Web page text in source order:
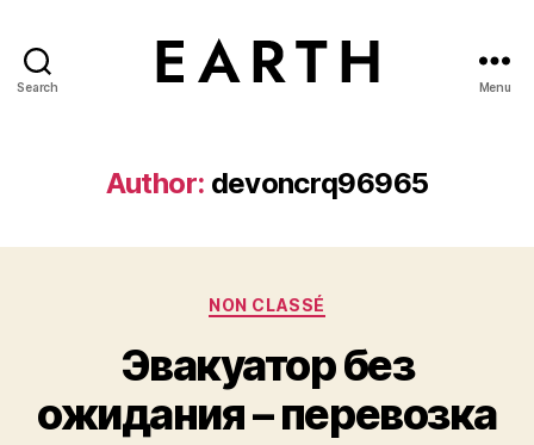
Search Menu
Author: devoncrq96965
Categories
NON CLASSÉ
Эвакуатор без
ожидания – перевозка